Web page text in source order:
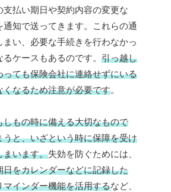
支払い期日や契約内容の変更な
通知で送ってきます。これらの通
い、必要な手続きを行わなかっ
ケースもあるのです。 引っ越し
っても保険会社に連絡せずにいる
くなるため注意が必要です。
しもの時に備える大切なもので
うと、いざという時に保障を受け
まいます。失効を防ぐためには、
日をカレンダーなどに記録した
マインダー機能を活用するなど、